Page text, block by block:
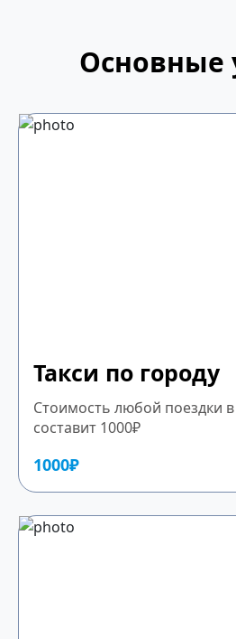
Основные
Такси по городу
Стоимость любой поездки
составит 1000₽
1000₽